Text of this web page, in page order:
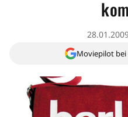
Moviepilot